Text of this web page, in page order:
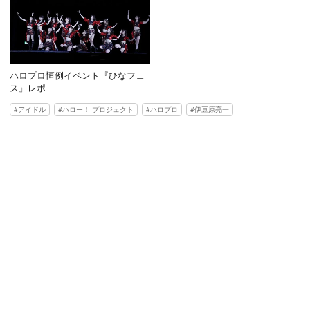
ハロプロ恒例イベント『ひなフェ
ス』レポ
アイドル ハロー！ プロジェクト ハロプロ 伊豆原亮一